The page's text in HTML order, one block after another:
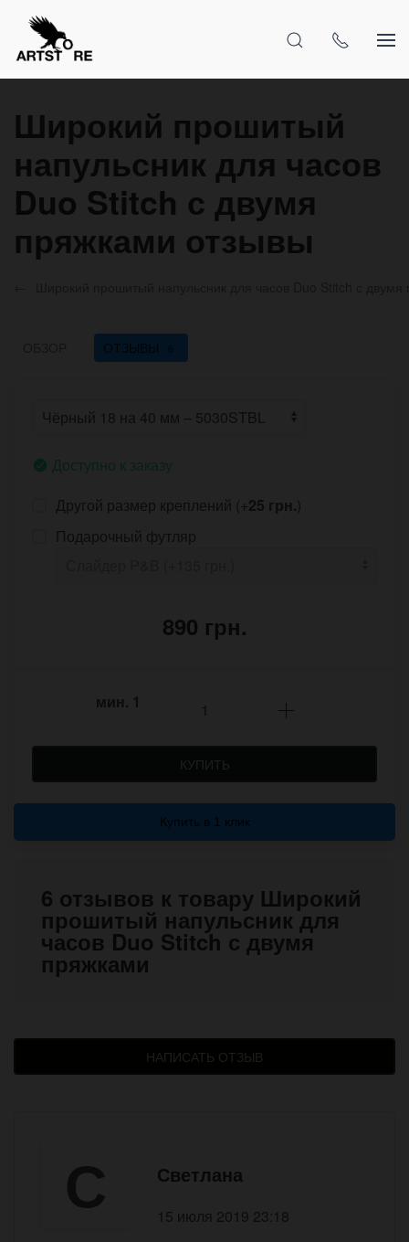
Широкий прошитый
напульсник для часов
Duo Stitch с двумя
пряжками отзывы
ОТЗЫВЫ 6
Доступно к заказу
Другой размер креплений (+25 грн.)
Подарочный футляр
890 грн.
мин. 1
КУПИТЬ
Купить в 1 клик
6 отзывов к товару Широкий
прошитый напульсник для
часов Duo Stitch с двумя
пряжками
НАПИСАТЬ ОТЗЫВ
С Светлана
15 июля 2019 23:18